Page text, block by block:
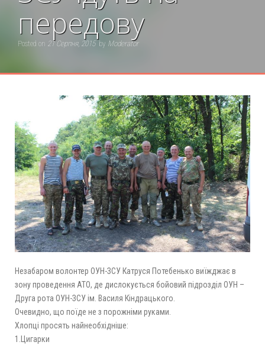
передову
Posted on 21 Серпня, 2015 by Moderator
Незабаром волонтер ОУН-ЗСУ Катруся Потебенько виїжджає в
зону проведення АТО, де дислокується бойовий підрозділ ОУН –
Друга рота ОУН-ЗСУ ім. Василя Кіндрацького.
Очевидно, що поїде не з порожніми руками.
Хлопці просять найнеобхідніше:
1.Цигарки